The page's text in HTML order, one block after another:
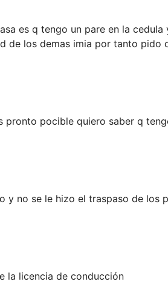
es q tengo un pare en la
de los demas imia por tanto
pronto pocible quiero saber q
y no se le hizo el traspaso de los
la licencia de conducción